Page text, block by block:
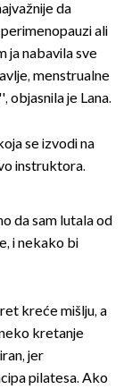
da
ali
ja nabavila sve
menstrualne
objasnila je Lana.
se izvodi na
instruktora.
da sam lutala od
i nekako bi
kreće mišlju, a
kretanje
jer
pilatesa. Ako